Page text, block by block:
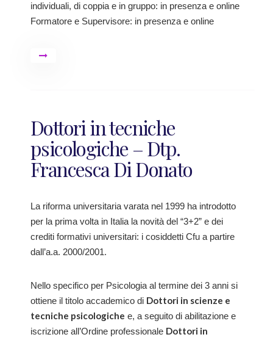
individuali, di coppia e in gruppo: in presenza e online
Formatore e Supervisore: in presenza e online
Dottori in tecniche
psicologiche – Dtp.
Francesca Di Donato
La riforma universitaria varata nel 1999 ha introdotto
per la prima volta in Italia la novità del “3+2” e dei
crediti formativi universitari: i cosiddetti Cfu a partire
dall’a.a. 2000/2001.
Nello specifico per Psicologia al termine dei 3 anni si
ottiene il titolo accademico di Dottori in scienze e
tecniche psicologiche e, a seguito di abilitazione e
iscrizione all’Ordine professionale Dottori in